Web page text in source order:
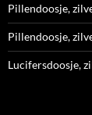
Pillendoosje,
Pillendoosje,
Lucifersdoosje,